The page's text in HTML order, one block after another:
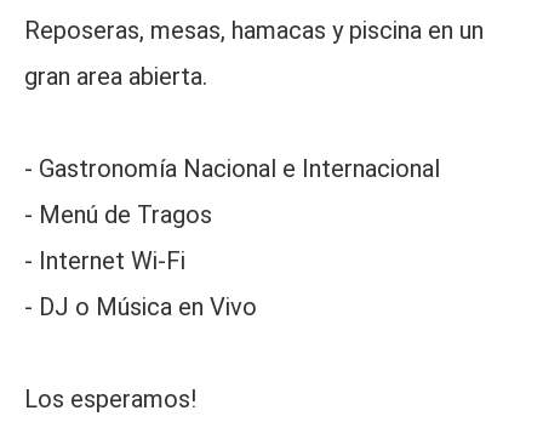
Reposeras, mesas, hamacas y piscina en un
gran area abierta.
- Gastronomía Nacional e Internacional
- Menú de Tragos
- Internet Wi-Fi
- DJ o Música en Vivo
Los esperamos!